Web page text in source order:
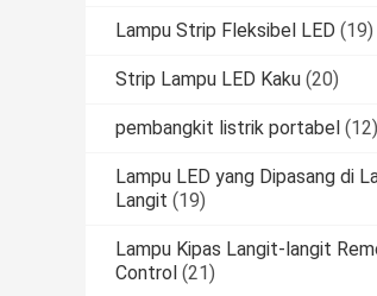
Lampu Strip Fleksibel LED (19)
Strip Lampu LED Kaku (20)
pembangkit listrik portabel (12)
Lampu LED yang Dipasang di
Langit (19)
Lampu Kipas Langit-langit
Control (21)